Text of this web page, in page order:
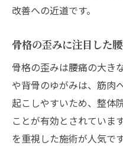
改善への近道です。
骨格の歪みに注目した
骨格の歪みは腰痛の大き
や背骨のゆがみは、筋肉
起こしやすいため、整体
ことが有効とされていま
を重視した施術が人気です